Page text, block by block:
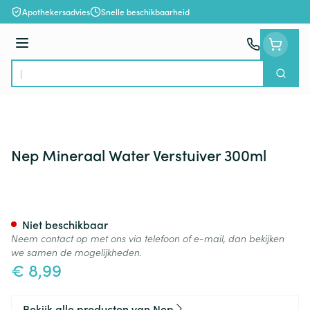
Ga naar de inhoud
Apothekersadvies Snelle beschikbaarheid
Menu
Product, merk, categorie...
Zoek
Nep Mineraal Water Verstuiver 300ml
€ 8,99
Niet beschikbaar
Neem contact op met ons via telefoon of e-mail, dan bekijken
we samen de mogelijkheden.